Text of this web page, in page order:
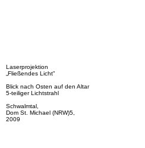
Laserprojektion
„Fließendes Licht"
Blick nach Osten auf den Altar
5-teiliger Lichtstrahl
Schwalmtal,
Dom St. Michael (NRW)5,
2009